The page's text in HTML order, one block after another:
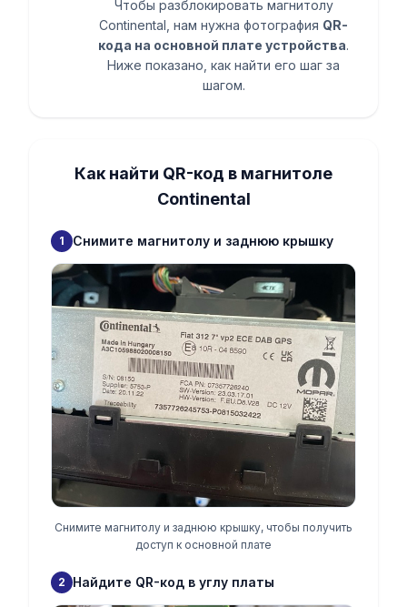
Чтобы разблокировать магнитолу
Continental, нам нужна фотография QR-
кода на основной плате устройства.
Ниже показано, как найти его шаг за
шагом.
Как найти QR-код в магнитоле
Continental
1 Снимите магнитолу и заднюю крышку
Снимите магнитолу и заднюю крышку, чтобы получить
доступ к основной плате
2 Найдите QR-код в углу платы